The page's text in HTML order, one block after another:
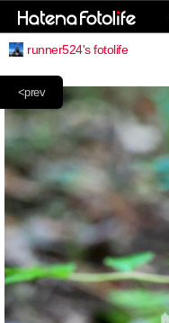
runner524's fotolife
<prev